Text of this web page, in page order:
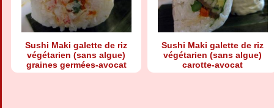
Sushi Maki galette de riz
végétarien (sans algue)
graines germées-avocat
Sushi Maki galette de riz
végétarien (sans algue)
carotte-avocat